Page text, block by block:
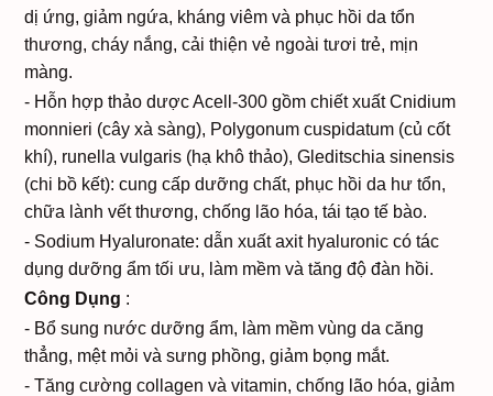
dị ứng, giảm ngứa, kháng viêm và phục hồi da tổn
thương, cháy nắng, cải thiện vẻ ngoài tươi trẻ, mịn
màng.
- Hỗn hợp thảo dược Acell-300 gồm chiết xuất Cnidium
monnieri (cây xà sàng), Polygonum cuspidatum (củ cốt
khí), runella vulgaris (hạ khô thảo), Gleditschia sinensis
(chi bồ kết): cung cấp dưỡng chất, phục hồi da hư tổn,
chữa lành vết thương, chống lão hóa, tái tạo tế bào.
- Sodium Hyaluronate: dẫn xuất axit hyaluronic có tác
dụng dưỡng ẩm tối ưu, làm mềm và tăng độ đàn hồi.
Công Dụng :
- Bổ sung nước dưỡng ẩm, làm mềm vùng da căng
thẳng, mệt mỏi và sưng phồng, giảm bọng mắt.
- Tăng cường collagen và vitamin, chống lão hóa, giảm